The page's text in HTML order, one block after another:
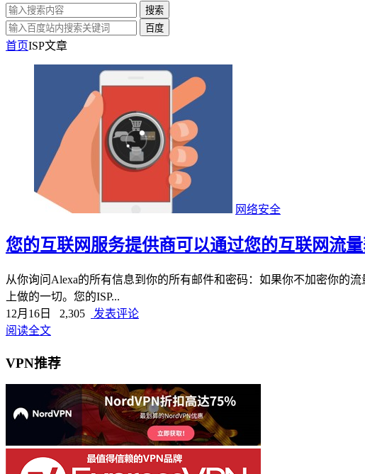
搜索
百度
首页ISP文章
网络安全
您的互联网服务提供商可以通过您的互联网流量
从你询问Alexa的所有信息到你的所有邮件和密码：如果你不加密你的
上做的一切。您的ISP...
12月16日
2,305
发表评论
阅读全文
VPN推荐